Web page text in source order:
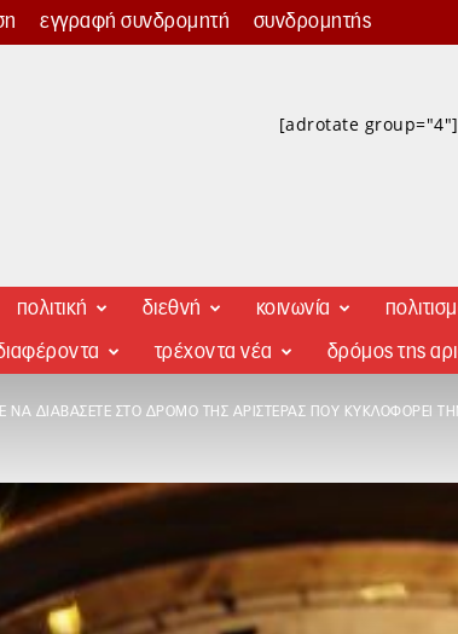
εγγραφή συνδρομητή συνδρομητής
[adrotate group="4"]
πολιτική διεθνή κοινωνία
τρέχοντα νέα δρόμος της
ΝΑ ΔΙΑΒΆΣΕΤΕ ΣΤΟ ΔΡΌΜΟ ΤΗΣ ΑΡΙΣΤΕΡΆΣ ΠΟΥ ΚΥΚΛΟΦΟΡΕΊ